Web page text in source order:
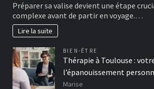
Préparer sa valise devient une étape
complexe avant de partir en voyage.…
Lire la suite
BIEN-ÊTRE
Thérapie à Toulouse :
l’épanouissement
Marise